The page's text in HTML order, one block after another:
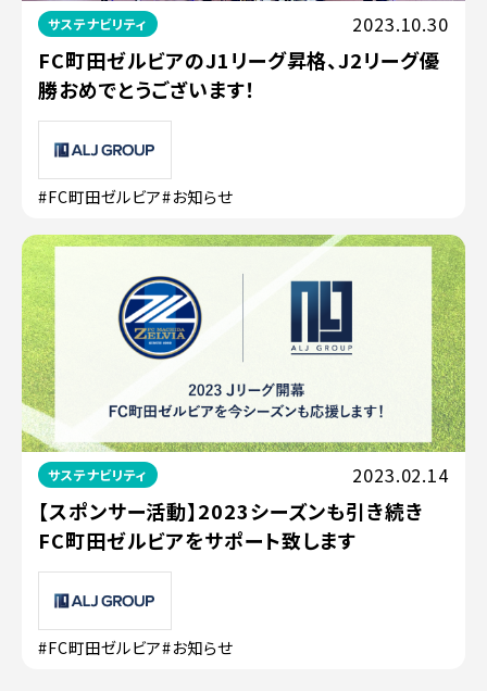
サステナビリティ 2023.10.30
FC町田ゼルビアのJ1リーグ昇格、J2リーグ優
勝おめでとうございます！
#FC町田ゼルビア#お知らせ
サステナビリティ 2023.02.14
【スポンサー活動】2023シーズンも引き続き
FC町田ゼルビアをサポート致します
#FC町田ゼルビア#お知らせ